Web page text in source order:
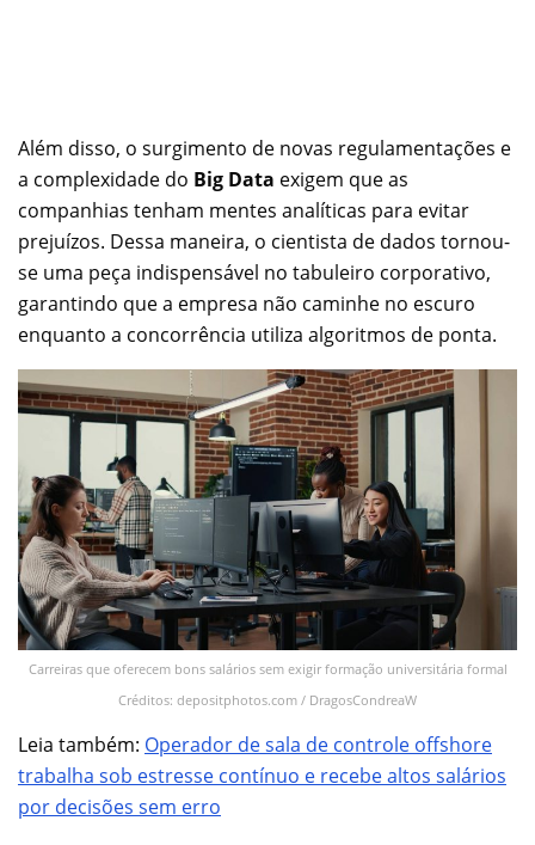
Além disso, o surgimento de novas regulamentações e
a complexidade do Big Data exigem que as
companhias tenham mentes analíticas para evitar
prejuízos. Dessa maneira, o cientista de dados tornou-
se uma peça indispensável no tabuleiro corporativo,
garantindo que a empresa não caminhe no escuro
enquanto a concorrência utiliza algoritmos de ponta.
Carreiras que oferecem bons salários sem exigir formação universitária formal
Créditos: depositphotos.com / DragosCondreaW
Leia também: Operador de sala de controle offshore
trabalha sob estresse contínuo e recebe altos salários
por decisões sem erro